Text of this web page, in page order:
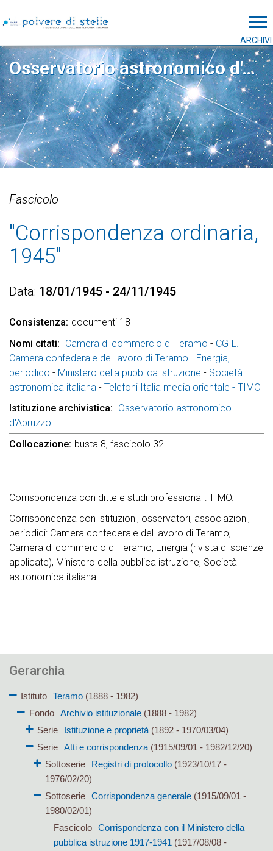
ARCHIVI
Osservatorio astronomico d'Abruzzo
Fascicolo
"Corrispondenza ordinaria,
1945"
Data 18/01/1945 - 24/11/1945
Consistenza documenti 18
Nomi citati
Camera di commercio di Teramo - CGIL.
Camera confederale del lavoro di Teramo - Energia,
periodico - Ministero della pubblica istruzione - Società
astronomica italiana - Telefoni Italia media orientale - TIMO
Istituzione archivistica
Osservatorio astronomico
d'Abruzzo
Collocazione busta 8, fascicolo 32
Corrispondenza con ditte e studi professionali: TIMO.
Corrispondenza con istituzioni, osservatori, associazioni,
periodici: Camera confederale del lavoro di Teramo,
Camera di commercio di Teramo, Energia (rivista di scienze
applicate), Ministero della pubblica istruzione, Società
astronomica italiana.
Gerarchia
Istituto Teramo (1888 - 1982)
Fondo
Archivio istituzionale(1888 - 1982)
Serie
Istituzione e proprietà(1892 - 1970/03/04)
Serie Atti e corrispondenza(1915/09/01 - 1982/12/20)
Sottoserie
Registri di protocollo (1923/10/17 -
1976/02/20)
Sottoserie
Corrispondenza generale (1915/09/01 -
1980/02/01)
Fascicolo
Corrispondenza con il Ministero della
pubblica istruzione 1917-1941 (1917/08/08 -